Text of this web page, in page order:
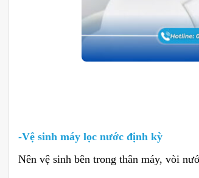
-Vệ sinh máy lọc nước định kỳ
Nên vệ sinh bên trong thân máy, vòi